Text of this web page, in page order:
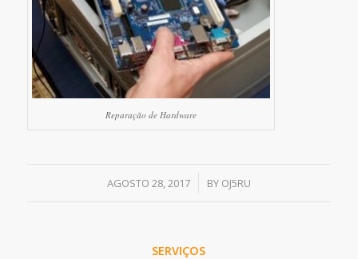
Reparação de Hardware
AGOSTO 28, 2017
/ BY OJ5RU
SERVIÇOS